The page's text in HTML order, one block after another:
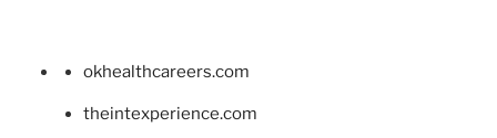
okhealthcareers.com
theintexperience.com